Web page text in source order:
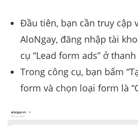
Đầu tiên, bạn cần truy cập
AloNgay, đăng nhập tài
cụ “Lead form ads” ở
Trong công cụ, bạn bấm
form và chọn loại form là